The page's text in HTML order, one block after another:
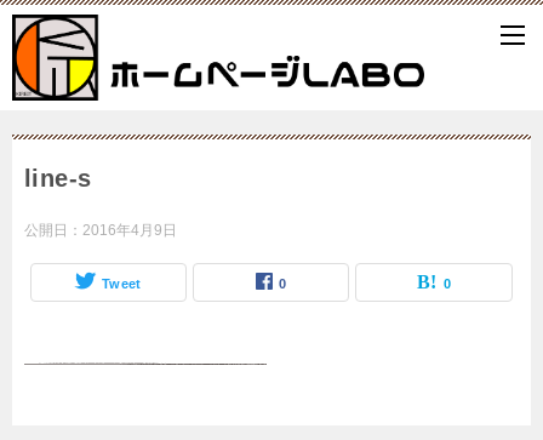
line-s
公開日： 2016年4月9日
Tweet 0 0